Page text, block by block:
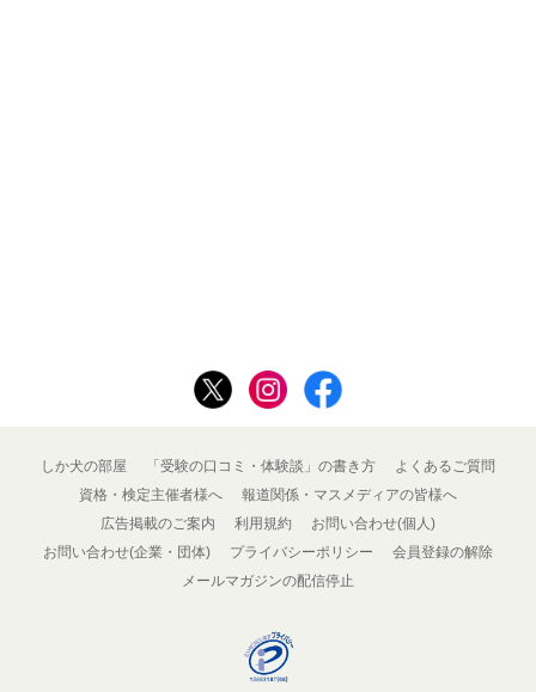
しか犬の部屋 「受験の口コミ・体験談」の書き方
よくあるご質問
資格・検定主催者様へ
報道関係・マスメディアの皆様へ
広告掲載のご案内
利用規約
お問い合わせ(個人)
お問い合わせ(企業・団体)
プライバシーポリシー
会員登録の解除
メールマガジンの配信停止